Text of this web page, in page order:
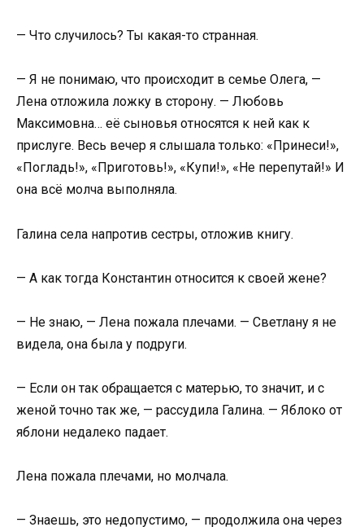
— Что случилось? Ты какая-то странная.
— Я не понимаю, что происходит в семье Олега, —
Лена отложила ложку в сторону. — Любовь
Максимовна… её сыновья относятся к ней как к
прислуге. Весь вечер я слышала только: «Принеси!»,
«Погладь!», «Приготовь!», «Купи!», «Не перепутай!» И
она всё молча выполняла.
Галина села напротив сестры, отложив книгу.
— А как тогда Константин относится к своей жене?
— Не знаю, — Лена пожала плечами. — Светлану я не
видела, она была у подруги.
— Если он так обращается с матерью, то значит, и с
женой точно так же, — рассудила Галина. — Яблоко от
яблони недалеко падает.
Лена пожала плечами, но молчала.
— Знаешь, это недопустимо, — продолжила она через